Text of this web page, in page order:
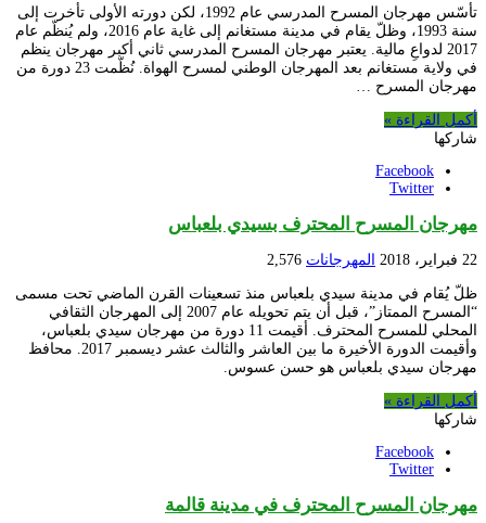
تأسّس مهرجان المسرح المدرسي عام 1992، لكن دورته الأولى تأخرت إلى
سنة 1993، وظلّ يقام في مدينة مستغانم إلى غاية عام 2016، ولم يُنظّم عام
2017 لدواعِ مالية. يعتبر مهرجان المسرح المدرسي ثاني أكبر مهرجان ينظم
في ولاية مستغانم بعد المهرجان الوطني لمسرح الهواة. نُظّمت 23 دورة من
مهرجان المسرح …
أكمل القراءة »
شاركها
Facebook
Twitter
مهرجان المسرح المحترف بسيدي بلعباس
22 فبراير، 2018 المهرجانات 2,576
ظلّ يُقام في مدينة سيدي بلعباس منذ تسعينات القرن الماضي تحت مسمى
“المسرح الممتاز”، قبل أن يتم تحويله عام 2007 إلى المهرجان الثقافي
المحلي للمسرح المحترف. أقيمت 11 دورة من مهرجان سيدي بلعباس،
وأقيمت الدورة الأخيرة ما بين العاشر والثالث عشر ديسمبر 2017. محافظ
مهرجان سيدي بلعباس هو حسن عسوس.
أكمل القراءة »
شاركها
Facebook
Twitter
مهرجان المسرح المحترف في مدينة قالمة